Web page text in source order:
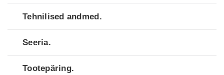
Tehnilised andmed.
Seeria.
Tootepäring.